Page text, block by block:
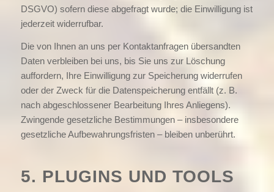
DSGVO) sofern diese abgefragt wurde; die Einwilligung ist
jederzeit widerrufbar.
Die von Ihnen an uns per Kontaktanfragen übersandten
Daten verbleiben bei uns, bis Sie uns zur Löschung
auffordern, Ihre Einwilligung zur Speicherung widerrufen
oder der Zweck für die Datenspeicherung entfällt (z. B.
nach abgeschlossener Bearbeitung Ihres Anliegens).
Zwingende gesetzliche Bestimmungen – insbesondere
gesetzliche Aufbewahrungsfristen – bleiben unberührt.
5. PLUGINS UND TOOLS